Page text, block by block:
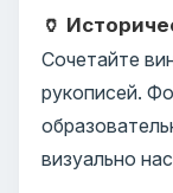
🏺
Сочетайте
рукописей.
визуально